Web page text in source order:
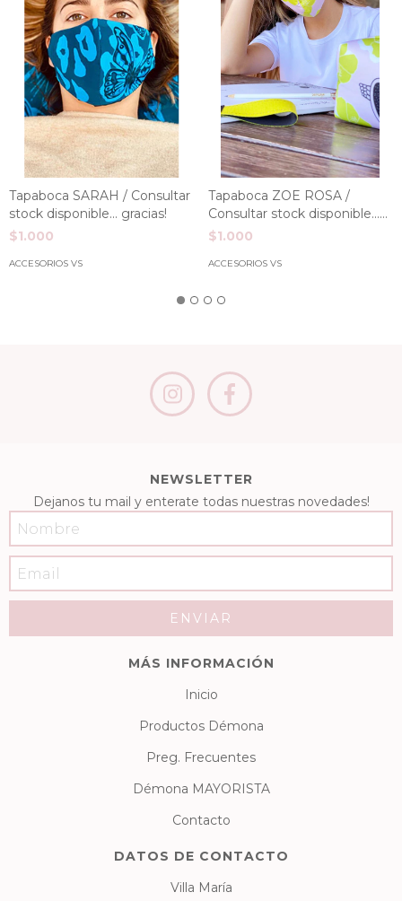
Tapaboca SARAH / Consultar
stock disponible... gracias!
$1.000
ACCESORIOS VS
Tapaboca ZOE ROSA /
Consultar stock disponible...
gracias!
$1.000
ACCESORIOS VS
NEWSLETTER
Dejanos tu mail y enterate todas nuestras novedades!
MÁS INFORMACIÓN
Inicio
Productos Démona
Preg. Frecuentes
Démona MAYORISTA
Contacto
DATOS DE CONTACTO
Villa María